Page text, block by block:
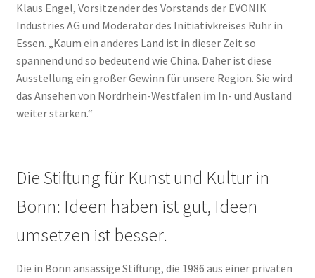
Klaus Engel, Vorsitzender des Vorstands der EVONIK
Industries AG und Moderator des Initiativkreises Ruhr in
Essen. „Kaum ein anderes Land ist in dieser Zeit so
spannend und so bedeutend wie China. Daher ist diese
Ausstellung ein großer Gewinn für unsere Region. Sie wird
das Ansehen von Nordrhein-Westfalen im In- und Ausland
weiter stärken.“
Die Stiftung für Kunst und Kultur in
Bonn: Ideen haben ist gut, Ideen
umsetzen ist besser.
Die in Bonn ansässige Stiftung, die 1986 aus einer privaten